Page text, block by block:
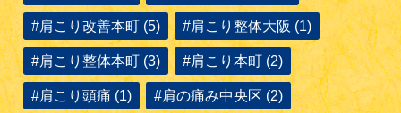
#肩こり改善本町 (5) #肩こり整体大阪 (1)
#肩こり整体本町 (3) #肩こり本町 (2)
#肩こり頭痛 (1) #肩の痛み中央区 (2)